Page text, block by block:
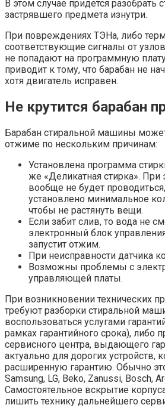
В этом случае придется разобрать
застрявшего предмета изнутри.
При повреждениях ТЭНа, либо
соответствующие сигналы от
не попадают на программную
приводит к тому, что барабан не
хотя двигатель исправен.
Не крутится барабан
Барабан стиральной машины
отжиме по нескольким причинам:
Установлена программа
же «Деликатная стирка».
вообще не будет
установлено минимальное
чтобы не растянуть вещи.
Если забит слив, то вода не
электронный блок
запустит отжим.
При неисправности датчика
Возможны проблемы с
управляющей платы.
При возникновении технических
требуют разборки стиральной
воспользоваться услугами
рамках гарантийного срока), либо
сервисного центра, выдающего
актуально для дорогих устройств,
расширенную гарантию. Обычно
Samsung, LG, Beko, Zanussi, Bosch,
Самостоятельное вскрытие
лишить технику дальнейшего